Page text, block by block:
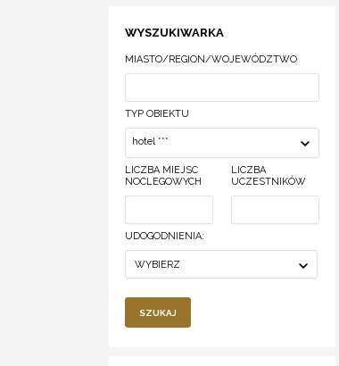
WYSZUKIWARKA
MIASTO/REGION/WOJEWÓDZTWO
TYP OBIEKTU
hotel ***
LICZBA MIEJSC
NOCLEGOWYCH
LICZBA
UCZESTNIKÓW
UDOGODNIENIA:
WYBIERZ
SZUKAJ